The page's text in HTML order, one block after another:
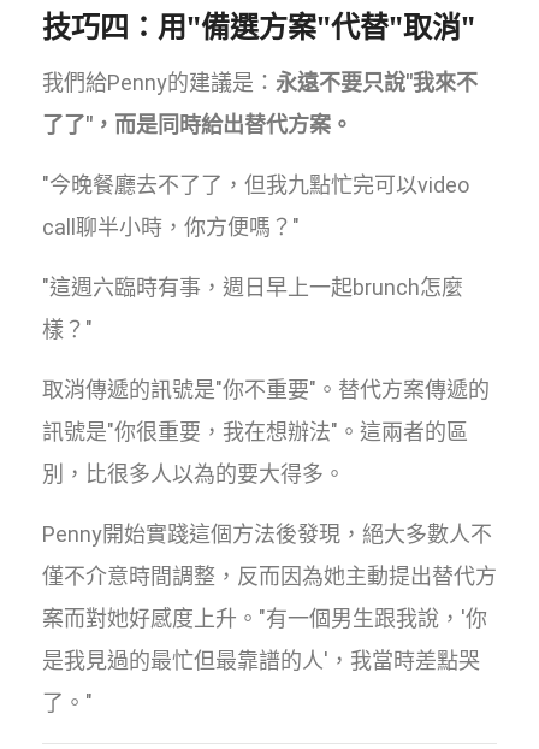
技巧四：用"備選方案"代替"取消"
我們給Penny的建議是： 永遠不要只說"我來不
了了"，而是同時給出替代方案。
"今晚餐廳去不了了，但我九點忙完可以video
call聊半小時，你方便嗎？"
"這週六臨時有事，週日早上一起brunch怎麼
樣？"
取消傳遞的訊號是"你不重要"。替代方案傳遞的
訊號是"你很重要，我在想辦法"。這兩者的區
別，比很多人以為的要大得多。
Penny開始實踐這個方法後發現，絕大多數人不
僅不介意時間調整，反而因為她主動提出替代方
案而對她好感度上升。"有一個男生跟我說，'你
是我見過的最忙但最靠譜的人'，我當時差點哭
了。"